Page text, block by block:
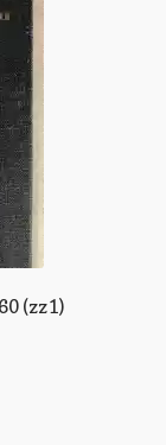
(zz1)